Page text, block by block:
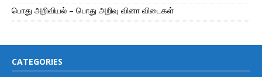
பொது அறிவியல் – பொது அறிவு வினா விடைகள்
CATEGORIES